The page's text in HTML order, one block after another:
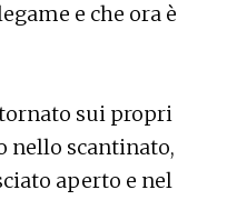
e che ora è
sui propri
nello scantinato,
aperto e nel